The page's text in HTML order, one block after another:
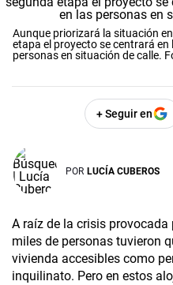
Aunque priorizará la situación
etapa el proyecto se centrará
personas en situación de calle.
+ Seguir en
POR LUCÍA CUBEROS
A raíz de la crisis
miles de personas tuvieron
vivienda accesibles como
inquilinato. Pero en estos